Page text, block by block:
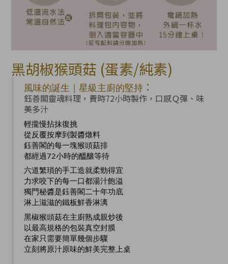
黑胡椒猴頭菇 (蛋素/純素)
風味的誕生｜星級主廚的堅持 ：
鈺善閣靈魂料理，費時72小時製作，口感Ｑ彈、味
美多汁
輕攏慢拈抹復挑
從反覆按摩到製醬燉料
鈺善閣的每一塊猴頭菇排
都經過72小時的醞釀等待
六道繁瑣的手工造就柔勁得宜
力求咬下的每一口都湯汁飽溢
獨門秘醬是鈺善閣二十年功底
淋上滋滋的鐵板鮮香淋漓
黑椒猴頭菇在主廚熟成親炒後
以最高規格的包裝真空封膜
在家只需要簡單幾個步驟
立刻將原汁原味的鮮美完整上桌